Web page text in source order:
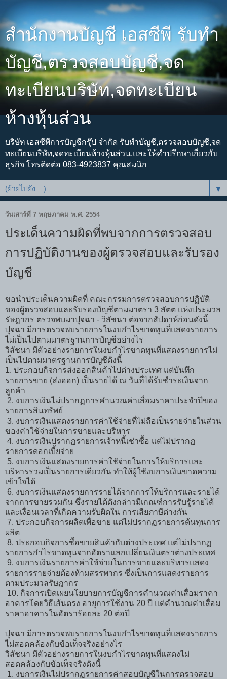
สำนักงานบัญชี เอสซีพี รับทำ
บัญชี,ตรวจสอบบัญชี,จด
ทะเบียนบริษัท,จดทะเบียน
ห้างหุ้นส่วน
บริษัท เอสซีพีการบัญชีกรุ๊ป จำกัด รับทำบัญชี,ตรวจสอบบัญชี,จด
ทะเบียนบริษัท,จดทะเบียนห้างหุ้นส่วน,และให้คำปรึกษาเกี่ยวกับ
ธุรกิจ โทรติดต่อ 083-4923837 คุณสมนึก
▼
วันเสาร์ที่ 7 พฤษภาคม พ.ศ. 2554
ประเด็นความผิดที่พบจากการตรวจสอบ
การปฏิบัติงานของผู้ตรวจสอบและรับรอง
บัญชี
ขอนำประเด็นความผิดที่ คณะกรรมการตรวจสอบการปฏิบัติ
ของผู้ตรวจสอบและรับรองบัญชีตามมาตรา 3 สัตต แห่งประมวล
รัษฎากร ตรวจพบมาปุจฉา - วิสัชนา ต่อจากสัปดาห์ก่อนดังนี้
ปุจฉา มีการตรวจพบรายการในงบกำไรขาดทุนที่แสดงรายการ
ไม่เป็นไปตามมาตรฐานการบัญชีอย่างไร
วิสัชนา มีตัวอย่างรายการในงบกำไรขาดทุนที่แสดงรายการไม่
เป็นไปตามมาตรฐานการบัญชีดังนี้
1. ประกอบกิจการส่งออกสินค้าไปต่างประเทศ แต่บันทึก
รายการขาย (ส่งออก) เป็นรายได้ ณ วันที่ได้รับชำระเงินจาก
ลูกค้า
2. งบการเงินไม่ปรากฏการคำนวณค่าเสื่อมราคาประจำปีของ
รายการสินทรัพย์
3. งบการเงินแสดงรายการค่าใช้จ่ายที่ไม่ถือเป็นรายจ่ายในส่วน
ของค่าใช้จ่ายในการขายและบริหาร
4. งบการเงินปรากฏรายการเจ้าหนี้เช่าซื้อ แต่ไม่ปรากฏ
รายการดอกเบี้ยจ่าย
5. งบการเงินแสดงรายการค่าใช้จ่ายในการให้บริการและ
บริหารรวมเป็นรายการเดียวกัน ทำให้ผู้ใช้งบการเงินขาดความ
เข้าใจได้
6. งบการเงินแสดงรายการรายได้จากการให้บริการและรายได้
จากการขายรวมกัน ซึ่งรายได้ดังกล่าวมีเกณฑ์การรับรู้รายได้
และเงื่อนเวลาที่เกิดความรับผิดใน การเสียภาษีต่างกัน
7. ประกอบกิจการผลิตเพื่อขาย แต่ไม่ปรากฏรายการต้นทุนการ
ผลิต
8. ประกอบกิจการซื้อขายสินค้ากับต่างประเทศ แต่ไม่ปรากฏ
รายการกำไรขาดทุนจากอัตราแลกเปลี่ยนเงินตราต่างประเทศ
9. งบการเงินรายการค่าใช้จ่ายในการขายและบริหารแสดง
รายการรายจ่ายต้องห้ามสรรพากร ซึ่งเป็นการแสดงรายการ
ตามประมวลรัษฎากร
10. กิจการเปิดเผยนโยบายการบัญชีการคำนวณค่าเสื่อมราคา
อาคารโดยวิธีเส้นตรง อายุการใช้งาน 20 ปี แต่คำนวณค่าเสื่อม
ราคาอาคารในอัตราร้อยละ 20 ต่อปี
ปุจฉา มีการตรวจพบรายการในงบกำไรขาดทุนที่แสดงรายการ
ไม่สอดคล้องกับข้อเท็จจริงอย่างไร
วิสัชนา มีตัวอย่างรายการในงบกำไรขาดทุนที่แสดงไม่
สอดคล้องกับข้อเท็จจริงดังนี้
1. งบการเงินไม่ปรากฏรายการค่าสอบบัญชีในการตรวจสอบ